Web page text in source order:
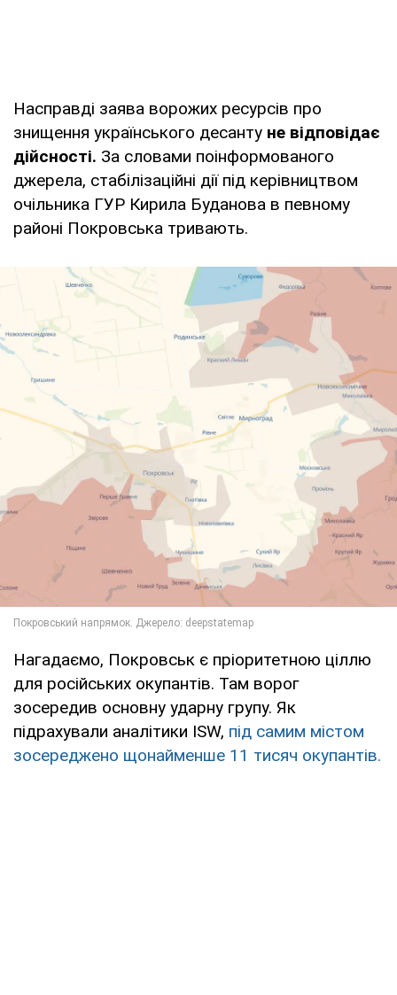
Насправді заява ворожих ресурсів про
знищення українського десанту не відповідає
дійсності. За словами поінформованого
джерела, стабілізаційні дії під керівництвом
очільника ГУР Кирила Буданова в певному
районі Покровська тривають.
Нагадаємо, Покровськ є пріоритетною ціллю
для російських окупантів. Там ворог
зосередив основну ударну групу. Як
підрахували аналітики ISW, під самим містом
зосереджено щонайменше 11 тисяч окупантів.